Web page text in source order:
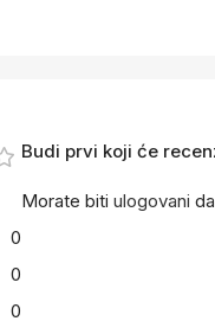
0
0
0
Budi prvi koji će
Morate biti ulogovani